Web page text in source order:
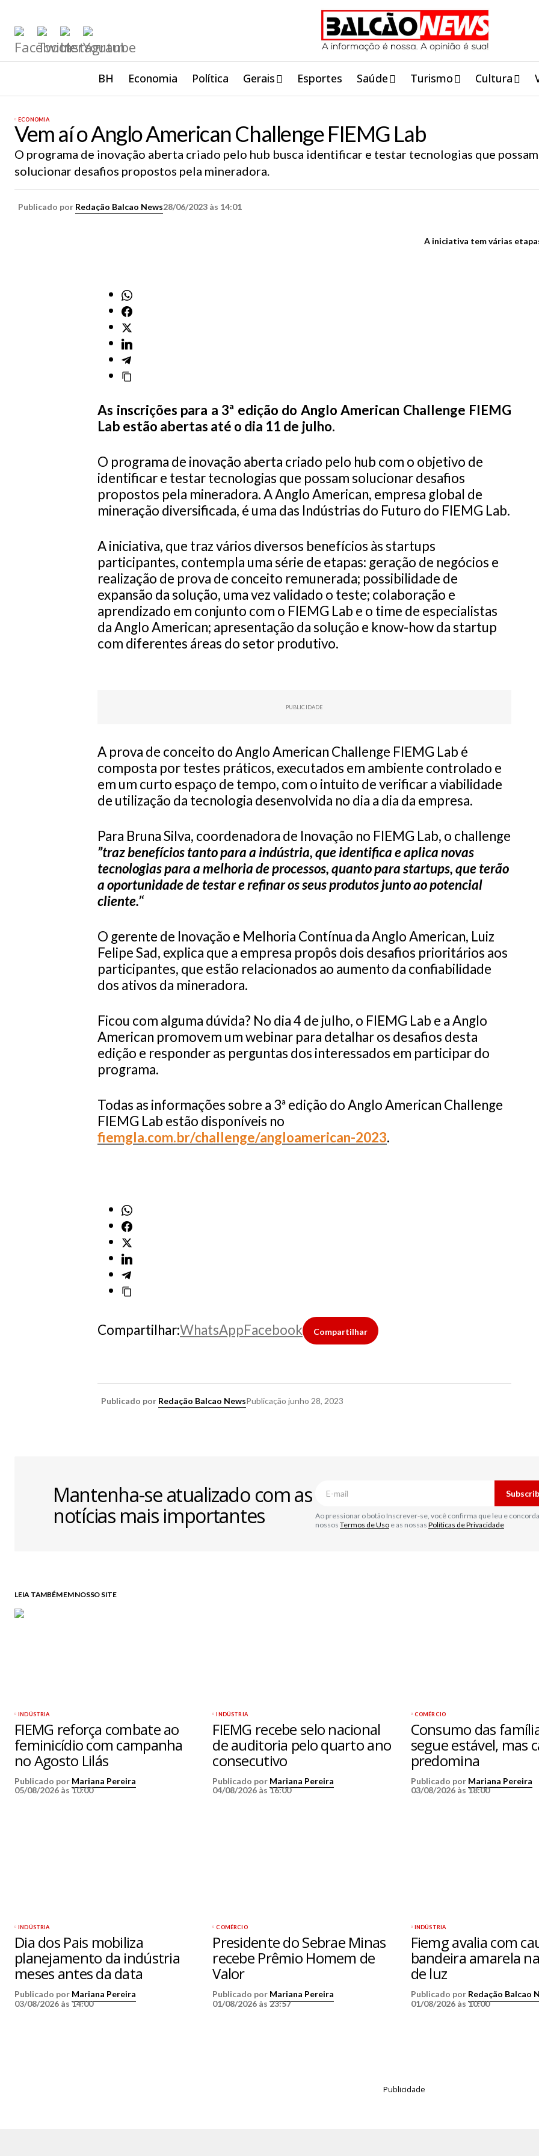
BH Economia Política Gerais Esportes Saúde Turismo Cultura
ECONOMIA
Vem aí o Anglo American Challenge FIEMG Lab
O programa de inovação aberta criado pelo hub busca identificar e testar tecnologias que possam
solucionar desafios propostos pela mineradora.
Publicado por Redação Balcao News28/06/2023 às 14:01
A iniciativa tem várias
As inscrições para a 3ª edição do Anglo American Challenge FIEMG
Lab estão abertas até o dia 11 de julho.
O programa de inovação aberta criado pelo hub com o objetivo de
identificar e testar tecnologias que possam solucionar desafios
propostos pela mineradora. A Anglo American, empresa global de
mineração diversificada, é uma das Indústrias do Futuro do FIEMG Lab.
A iniciativa, que traz vários diversos benefícios às startups
participantes, contempla uma série de etapas: geração de negócios e
realização de prova de conceito remunerada; possibilidade de
expansão da solução, uma vez validado o teste; colaboração e
aprendizado em conjunto com o FIEMG Lab e o time de especialistas
da Anglo American; apresentação da solução e know-how da startup
com diferentes áreas do setor produtivo.
PUBLICIDADE
A prova de conceito do Anglo American Challenge FIEMG Lab é
composta por testes práticos, executados em ambiente controlado e
em um curto espaço de tempo, com o intuito de verificar a viabilidade
de utilização da tecnologia desenvolvida no dia a dia da empresa.
Para Bruna Silva, coordenadora de Inovação no FIEMG Lab, o challenge
”traz benefícios tanto para a indústria, que identifica e aplica novas
tecnologias para a melhoria de processos, quanto para startups, que terão
a oportunidade de testar e refinar os seus produtos junto ao potencial
cliente.’‘
O gerente de Inovação e Melhoria Contínua da Anglo American, Luiz
Felipe Sad, explica que a empresa propôs dois desafios prioritários aos
participantes, que estão relacionados ao aumento da confiabilidade
dos ativos da mineradora.
Ficou com alguma dúvida? No dia 4 de julho, o FIEMG Lab e a Anglo
American promovem um webinar para detalhar os desafios desta
edição e responder as perguntas dos interessados em participar do
programa.
Todas as informações sobre a 3ª edição do Anglo American Challenge
FIEMG Lab estão disponíveis no
fiemgla.com.br/challenge/angloamerican-2023.
Compartilhar:WhatsAppFacebook Compartilhar
Publicado por Redação Balcao NewsPublicação junho 28, 2023
Mantenha-se atualizado com as
notícias mais importantes
Ao pressionar o botão Inscrever-se, você confirma que leu e
nossos Termos de Uso e as nossas Políticas de Privacidade
LEIA TAMBÉM EM NOSSO SITE
INDÚSTRIA
FIEMG reforça combate ao
feminicídio com campanha
no Agosto Lilás
Publicado por Mariana Pereira
05/08/2026 às 10:00
INDÚSTRIA
FIEMG recebe selo nacional
de auditoria pelo quarto ano
consecutivo
Publicado por Mariana Pereira
04/08/2026 às 16:00
COMÉRCIO
Consumo das
segue estável, mas
predomina
Publicado por Mariana Pereira
03/08/2026 às 18:00
INDÚSTRIA
Dia dos Pais mobiliza
planejamento da indústria
meses antes da data
Publicado por Mariana Pereira
03/08/2026 às 14:00
COMÉRCIO
Presidente do Sebrae Minas
recebe Prêmio Homem de
Valor
Publicado por Mariana Pereira
01/08/2026 às 23:57
INDÚSTRIA
Fiemg avalia com
bandeira amarela
de luz
Publicado por Redação Balcao
01/08/2026 às 10:00
Publicidade